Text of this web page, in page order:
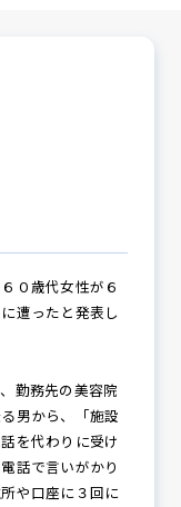
０歳代女性が６
遭ったと発表し
勤務先の美容院
男から、「施設
を代わりに受け
話で言いがかり
や口座に３回に